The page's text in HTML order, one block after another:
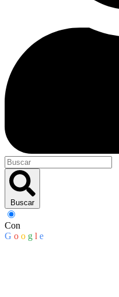
Buscar
Con
G o o g l e